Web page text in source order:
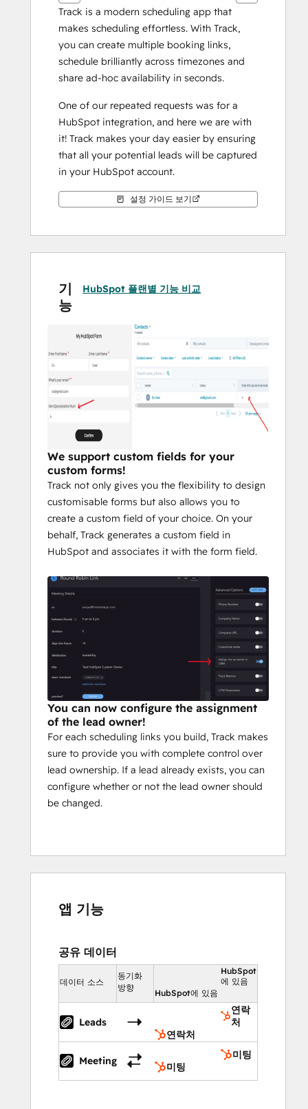
오.
Track is a modern scheduling app that
makes scheduling effortless. With Track,
you can create multiple booking links,
schedule brilliantly across timezones and
share ad-hoc availability in seconds.
One of our repeated requests was for a
HubSpot integration, and here we are with
it! Track makes your day easier by ensuring
that all your potential leads will be captured
in your HubSpot account.
설정 가이드 보기
기
능
HubSpot 플랜별 기능 비교
We support custom fields for your
custom forms!
Track not only gives you the flexibility to design
customisable forms but also allows you to
create a custom field of your choice. On your
behalf, Track generates a custom field in
HubSpot and associates it with the form field.
You can now configure the assignment
of the lead owner!
For each scheduling links you build, Track makes
sure to provide you with complete control over
lead ownership. If a lead already exists, you can
configure whether or not the lead owner should
be changed.
앱 기능
공유 데이터
데이터 소스
동기화
방향
HubSpot
에 있음
HubSpot에 있음
Leads
연락
처
연락처
Meeting
미팅
미팅